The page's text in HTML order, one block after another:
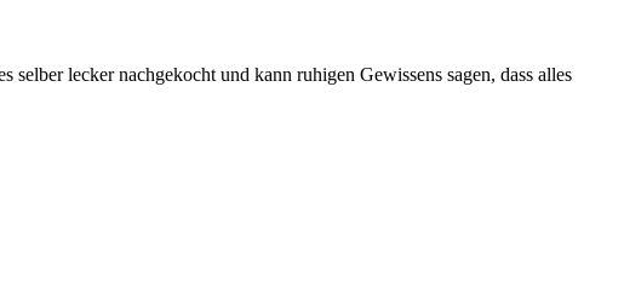
lecker nachgekocht und kann ruhigen Gewissens sagen, dass alles